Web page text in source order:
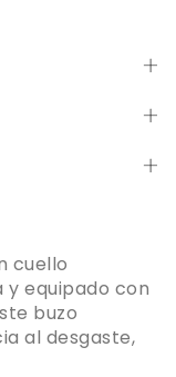
cuello
y equipado con
buzo
al desgaste,